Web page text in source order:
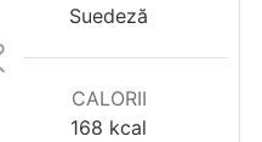
Suedeză
CALORII
168 kcal